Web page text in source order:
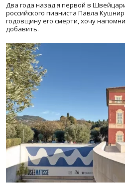
Два года назад я первой в
российского пианиста Павла
годовщину его смерти, хочу
добавить.